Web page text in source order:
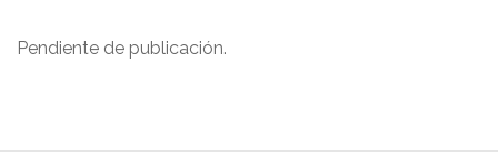
Pendiente de publicación.